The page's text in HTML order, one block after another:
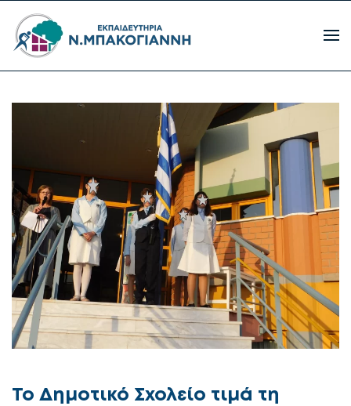
Το Δημοτικό Σχολείο τιμά τη